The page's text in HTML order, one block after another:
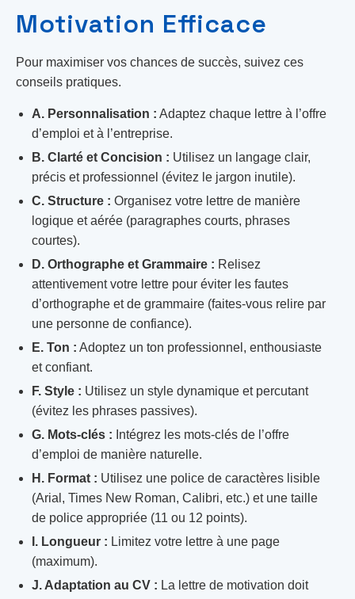
Motivation Efficace
Pour maximiser vos chances de succès, suivez ces
conseils pratiques.
A. Personnalisation : Adaptez chaque lettre à l’offre
d’emploi et à l’entreprise.
B. Clarté et Concision : Utilisez un langage clair,
précis et professionnel (évitez le jargon inutile).
C. Structure : Organisez votre lettre de manière
logique et aérée (paragraphes courts, phrases
courtes).
D. Orthographe et Grammaire : Relisez
attentivement votre lettre pour éviter les fautes
d’orthographe et de grammaire (faites-vous relire par
une personne de confiance).
E. Ton : Adoptez un ton professionnel, enthousiaste
et confiant.
F. Style : Utilisez un style dynamique et percutant
(évitez les phrases passives).
G. Mots-clés : Intégrez les mots-clés de l’offre
d’emploi de manière naturelle.
H. Format : Utilisez une police de caractères lisible
(Arial, Times New Roman, Calibri, etc.) et une taille
de police appropriée (11 ou 12 points).
I. Longueur : Limitez votre lettre à une page
(maximum).
J. Adaptation au CV : La lettre de motivation doit